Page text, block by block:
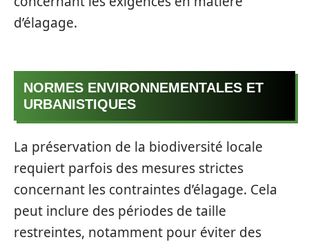
d’élagage.
NORMES ENVIRONNEMENTALES ET
URBANISTIQUES
La préservation de la biodiversité locale
requiert parfois des mesures strictes
concernant les contraintes d’élagage. Cela
peut inclure des périodes de taille
restreintes, notamment pour éviter des